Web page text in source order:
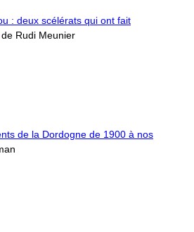
: deux scélérats qui ont fait
de Rudi Meunier
de la Dordogne de 1900 à nos